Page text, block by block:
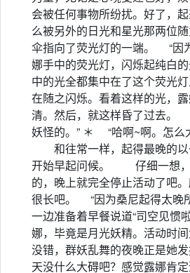
会被任何事物所纷扰。好了，
么被另外的日光和星光那两
伞指向了荧光灯的一端。
娜手中的荧光灯，闪烁起纯白
中的光全都集中在了这个荧光
在随之闪烁。看着这样的光，
清。然后，就这样昏了过去
妖怪的。” ＊ “哈啊~啊。怎么
和往常一样，起得最晚的以
开始早起问候。 仔细一想，
的，晚上就完全停止活动了吧
很长吧。 “因为桑尼起得太
一边准备着早餐说道“司空见
娜，毕竟是月光妖精。活动时间
没错，群妖乱舞的夜晚正是她
天没什么大碍吧？感觉露娜肯